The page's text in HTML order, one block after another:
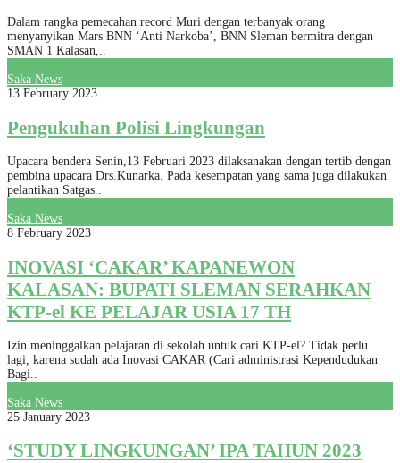
Dalam rangka pemecahan record Muri dengan terbanyak orang
menyanyikan Mars BNN ‘Anti Narkoba’, BNN Sleman bermitra dengan
SMAN 1 Kalasan,..
Saka News
13 February 2023
Pengukuhan Polisi Lingkungan
Upacara bendera Senin,13 Februari 2023 dilaksanakan dengan tertib dengan
pembina upacara Drs.Kunarka. Pada kesempatan yang sama juga dilakukan
pelantikan Satgas..
Saka News
8 February 2023
INOVASI ‘CAKAR’ KAPANEWON
KALASAN: BUPATI SLEMAN SERAHKAN
KTP-el KE PELAJAR USIA 17 TH
Izin meninggalkan pelajaran di sekolah untuk cari KTP-el? Tidak perlu
lagi, karena sudah ada Inovasi CAKAR (Cari administrasi Kependudukan
Bagi..
Saka News
25 January 2023
‘STUDY LINGKUNGAN’ IPA TAHUN 2023